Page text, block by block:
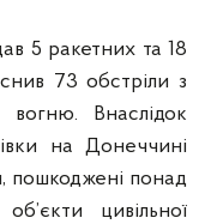
5 ракетних та 18
73 обстріли з
вогню. Внаслідок
на Донеччині
пошкоджені понад
цивільної